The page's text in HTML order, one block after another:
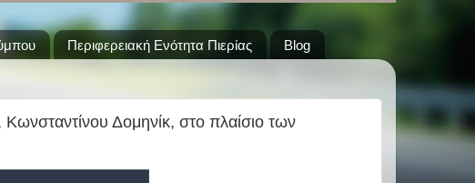
Περιφερειακή Ενότητα Πιερίας Blog
Δομηνίκ, στο πλαίσιο των